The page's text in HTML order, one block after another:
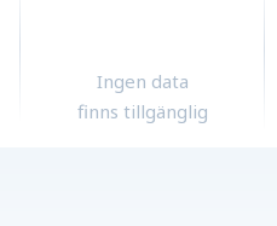
Ingen data
finns tillgänglig